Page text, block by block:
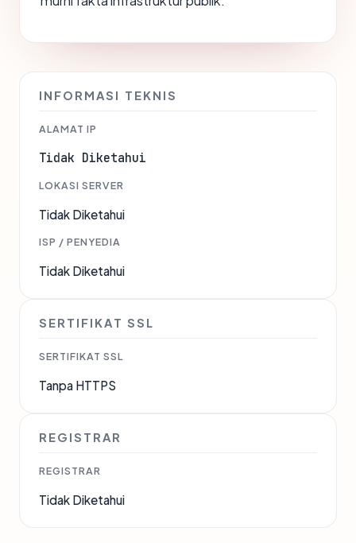
INFORMASI TEKNIS
ALAMAT IP
Tidak Diketahui
LOKASI SERVER
Tidak Diketahui
ISP / PENYEDIA
Tidak Diketahui
SERTIFIKAT SSL
SERTIFIKAT SSL
Tanpa HTTPS
REGISTRAR
REGISTRAR
Tidak Diketahui